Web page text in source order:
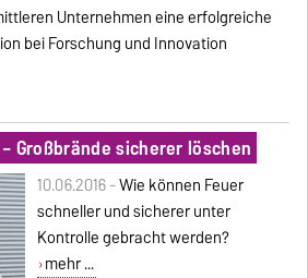
Unternehmen eine erfolgreiche
bei Forschung und Innovation
Großbrände sicherer löschen
10.06.2016 -Wie können Feuer
schneller und sicherer unter
Kontrolle gebracht werden?
mehr ...